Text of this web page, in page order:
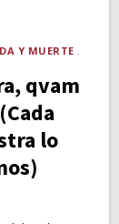
Y MUERTE
qvam
lo